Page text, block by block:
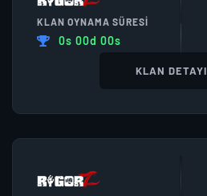
KLAN OYNAMA SÜRESI
0s 00d 00s
KLAN DETAYI